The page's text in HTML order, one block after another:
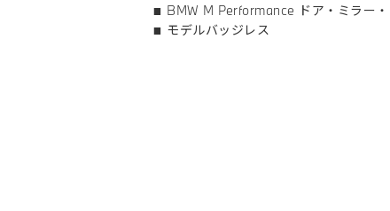
■ BMW M Performance ドア・ミラー
■ モデルバッジレス